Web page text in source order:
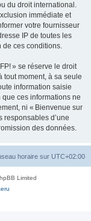
du droit international.
immédiate et
votre fournisseur
IP de toutes les
de ces conditions.
» se réserve le droit
tout moment, à sa seule
information saisie
ces informations ne
ni « Bienvenue sur
responsables d’une
des données.
horaire sur UTC+02:00
Limited